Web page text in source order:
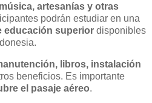
artesanías y otras
podrán estudiar en una
educación superior disponibles
libros, instalación
beneficios. Es importante
el pasaje aéreo.